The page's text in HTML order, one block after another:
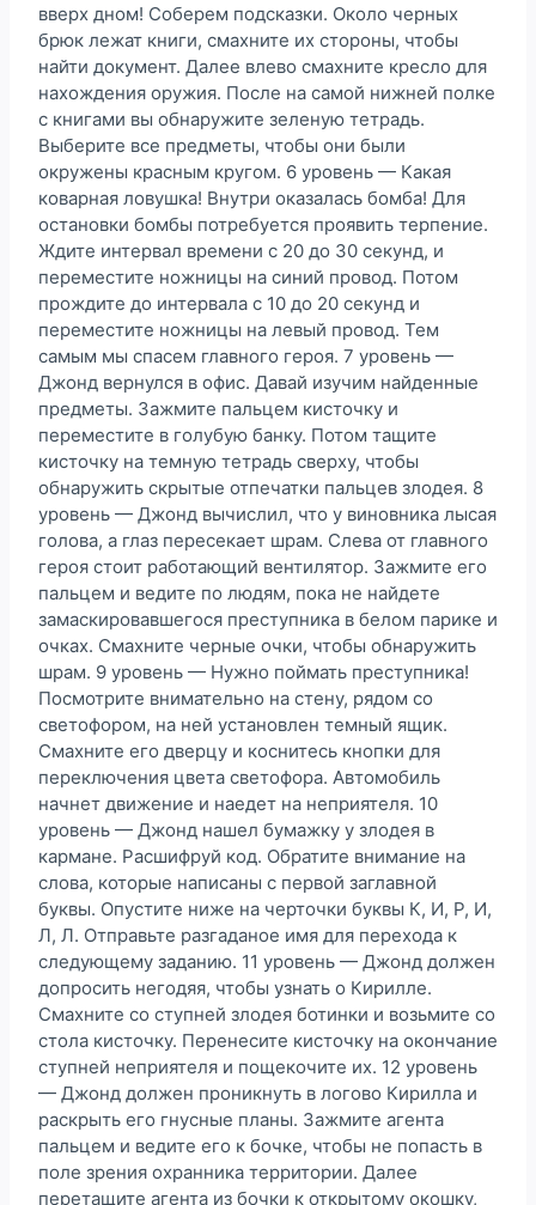
вверх дном! Соберем подсказки. Около черных
брюк лежат книги, смахните их стороны, чтобы
найти документ. Далее влево смахните кресло для
нахождения оружия. После на самой нижней полке
с книгами вы обнаружите зеленую тетрадь.
Выберите все предметы, чтобы они были
окружены красным кругом. 6 уровень — Какая
коварная ловушка! Внутри оказалась бомба! Для
остановки бомбы потребуется проявить терпение.
Ждите интервал времени с 20 до 30 секунд, и
переместите ножницы на синий провод. Потом
прождите до интервала с 10 до 20 секунд и
переместите ножницы на левый провод. Тем
самым мы спасем главного героя. 7 уровень —
Джонд вернулся в офис. Давай изучим найденные
предметы. Зажмите пальцем кисточку и
переместите в голубую банку. Потом тащите
кисточку на темную тетрадь сверху, чтобы
обнаружить скрытые отпечатки пальцев злодея. 8
уровень — Джонд вычислил, что у виновника лысая
голова, а глаз пересекает шрам. Слева от главного
героя стоит работающий вентилятор. Зажмите его
пальцем и ведите по людям, пока не найдете
замаскировавшегося преступника в белом парике и
очках. Смахните черные очки, чтобы обнаружить
шрам. 9 уровень — Нужно поймать преступника!
Посмотрите внимательно на стену, рядом со
светофором, на ней установлен темный ящик.
Смахните его дверцу и коснитесь кнопки для
переключения цвета светофора. Автомобиль
начнет движение и наедет на неприятеля. 10
уровень — Джонд нашел бумажку у злодея в
кармане. Расшифруй код. Обратите внимание на
слова, которые написаны с первой заглавной
буквы. Опустите ниже на черточки буквы К, И, Р, И,
Л, Л. Отправьте разгаданое имя для перехода к
следующему заданию. 11 уровень — Джонд должен
допросить негодяя, чтобы узнать о Кирилле.
Смахните со ступней злодея ботинки и возьмите со
стола кисточку. Перенесите кисточку на окончание
ступней неприятеля и пощекочите их. 12 уровень
— Джонд должен проникнуть в логово Кирилла и
раскрыть его гнусные планы. Зажмите агента
пальцем и ведите его к бочке, чтобы не попасть в
поле зрения охранника территории. Далее
перетащите агента из бочки к открытому окошку,